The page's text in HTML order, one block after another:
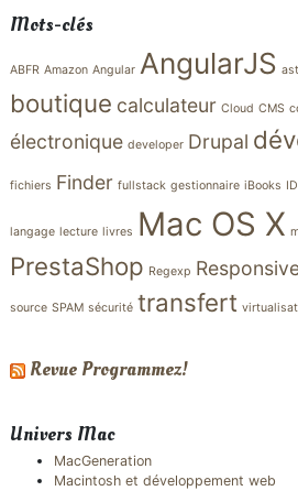
Mots-clés
ABFR Amazon Angular AngularJS
boutique calculateur Cloud CMS
électronique developer Drupal
fichiers Finder fullstack gestionnaire iBooks
langage lecture livres Mac OS X
PrestaShop Regexp
source SPAM sécurité transfert
Revue Programmez!
Univers Mac
MacGeneration
Macintosh et développement web